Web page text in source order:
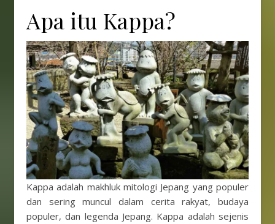
Apa itu Kappa?
Kappa adalah makhluk mitologi Jepang yang populer
dan sering muncul dalam cerita rakyat, budaya
populer, dan legenda Jepang. Kappa adalah sejenis